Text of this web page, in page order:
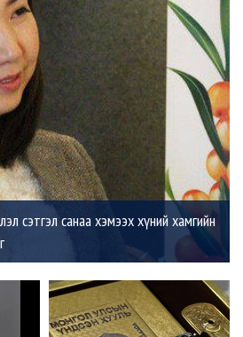
сэтгэл санаа хэмээх хүний хамгийн